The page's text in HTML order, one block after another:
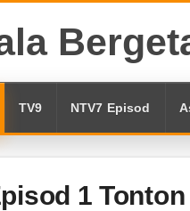
TV9 NTV7 Episod
1 Tonton